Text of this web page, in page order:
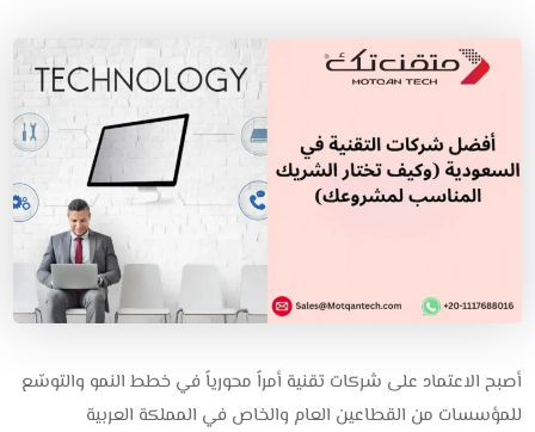
أصبح الاعتماد على شركات تقنية أمراً محورياً في خطط النمو والتوسّع
للمؤسسات من القطاعين العام والخاص في المملكة العربية